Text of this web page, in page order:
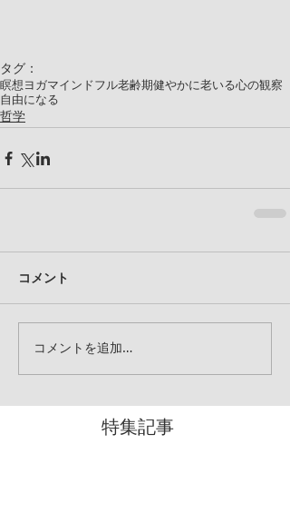
タグ：
瞑想 ヨガマインドフル老齢期健やかに老いる心の観察
自由になる
哲学
コメント
コメントを追加…
特集記事